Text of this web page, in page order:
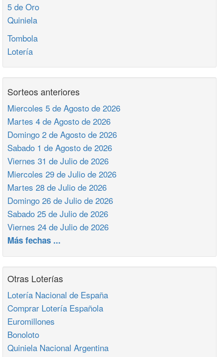
5 de Oro
Quiniela
Tombola
Lotería
Sorteos anteriores
Miercoles 5 de Agosto de 2026
Martes 4 de Agosto de 2026
Domingo 2 de Agosto de 2026
Sabado 1 de Agosto de 2026
Viernes 31 de Julio de 2026
Miercoles 29 de Julio de 2026
Martes 28 de Julio de 2026
Domingo 26 de Julio de 2026
Sabado 25 de Julio de 2026
Viernes 24 de Julio de 2026
Más fechas ...
Otras Loterías
Lotería Nacional de España
Comprar Lotería Española
Euromillones
Bonoloto
Quiniela Nacional Argentina